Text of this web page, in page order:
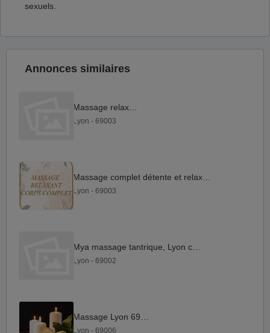
sexuels.
Annonces similaires
Lyon - 69003
Lyon - 69003
Lyon - 69002
Lyon - 69006